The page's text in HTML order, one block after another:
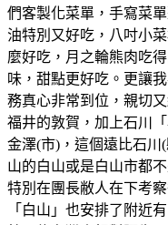
們客製化菜單，手寫菜
油特別又好吃，八吋小
麼好吃，月之輪熊肉吃
味，甜點更好吃。更讓
務真心非常到位，親切
福井的敦賀，加上石川
金澤(市)，這個遠比石川
山的白山或是白山市都
特別在團長敝人在下考
「白山」也安排了附近